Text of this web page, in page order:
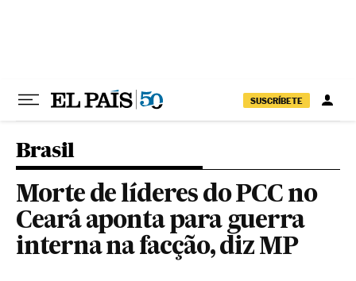
SUSCRÍBETE
Brasil
Morte de líderes do PCC no
Ceará aponta para guerra
interna na facção, diz MP